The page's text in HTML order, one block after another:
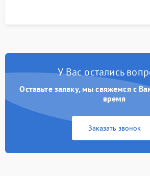
У Вас остались
Оставьте заявку, мы свяжемся с
время
Заказать звонок